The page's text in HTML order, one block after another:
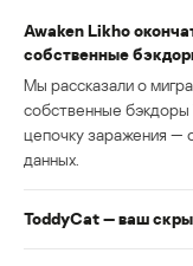
Awaken Likho
собственные
Мы рассказали о
собственные бэкдоры
цепочку заражения —
данных.
ToddyCat — ваш